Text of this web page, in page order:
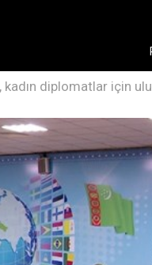
diplomatlar için